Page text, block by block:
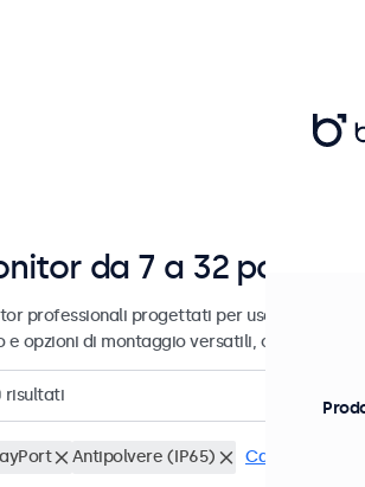
da 7 a 32 pollici
professionali progettati per uso
e opzioni di montaggio versatili,
risultati
Antipolvere (IP65) Cancella i filtri